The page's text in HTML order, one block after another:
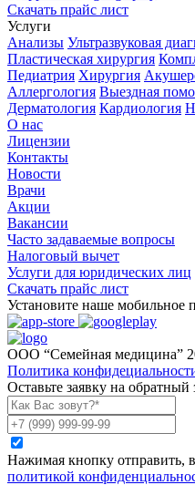
Скачать прайс лист
Услуги
Анализы Ультразвуковая
Пластическая хирургия
Педиатрия Хирургия
Аллергология Выездная
Дерматология Кардиология
О нас
Лицензии
Контакты
Новости
Врачи
Акции
Вакансии
Часто задаваемые вопросы
Налоговый вычет
Услуги для юридических лиц
Скачать прайс лист
Установите наше мобильное
ООО “Семейная медицина”
Политика
Оставьте заявку на обратный
Нажимая кнопку отправить,
политикой